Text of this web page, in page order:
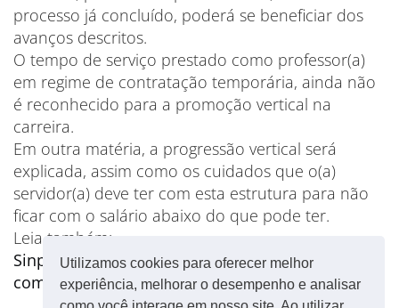
Utilizamos cookies para oferecer melhor
experiência, melhorar o desempenho e analisar
processo já concluído, poderá se beneficiar dos
avanços descritos.
O tempo de serviço prestado como professor(a)
em regime de contratação temporária, ainda não
é reconhecido para a promoção vertical na
carreira.
Em outra matéria, a progressão vertical será
explicada, assim como os cuidados que o(a)
servidor(a) deve ter com esta estrutura para não
ficar com o salário abaixo do que pode ter.
Leia também:
Sinpro fará série de matérias a respeito da
composição do salário do professor